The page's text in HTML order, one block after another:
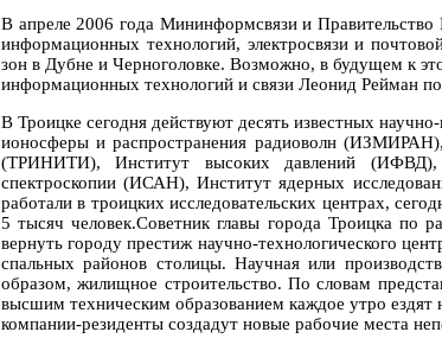
В апреле 2006 года Мининформсвязи и Правительство
информационных технологий, электросвязи и
зон в Дубне и Черноголовке. Возможно, в будущем к
информационных технологий и связи Леонид Рейман
В Троицке сегодня действуют десять известных
ионосферы и распространения радиоволн
(ТРИНИТИ), Институт высоких давлений
спектроскопии (ИСАН), Институт ядерных
работали в троицких исследовательских центрах,
5 тысяч человек.Советник главы города Троицка по
вернуть городу престиж научно-технологического
спальных районов столицы. Научная или
образом, жилищное строительство. По словам
высшим техническим образованием каждое утро ездят
компании-резиденты создадут новые рабочие места